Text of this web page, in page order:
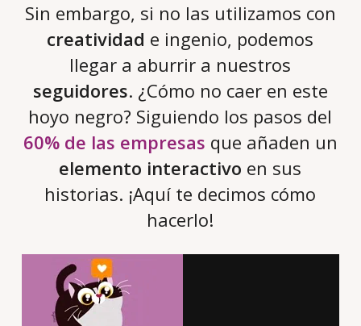
Sin embargo, si no las utilizamos con
creatividad e ingenio, podemos
llegar a aburrir a nuestros
seguidores. ¿Cómo no caer en este
hoyo negro? Siguiendo los pasos del
60% de las empresas que añaden un
elemento interactivo en sus
historias. ¡Aquí te decimos cómo
hacerlo!